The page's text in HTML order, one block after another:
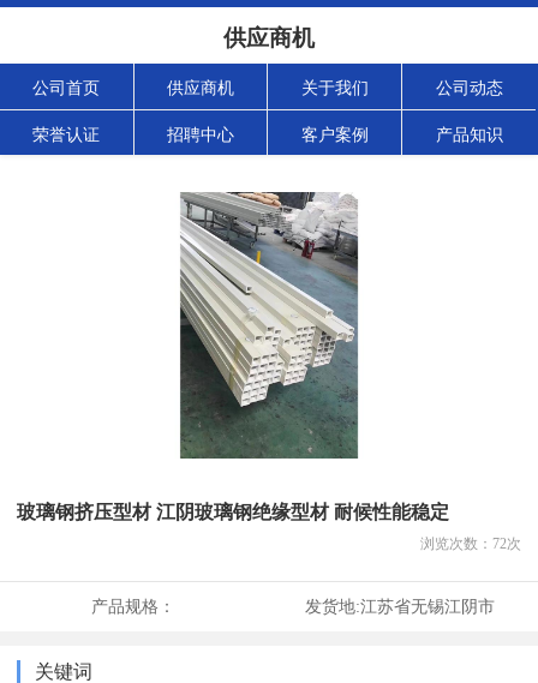
供应商机
公司首页 供应商机 关于我们 公司动态
荣誉认证 招聘中心 客户案例 产品知识
玻璃钢挤压型材 江阴玻璃钢绝缘型材 耐候性能稳定
浏览次数： 72次
产品规格： 发货地:江苏省无锡江阴市
关键词